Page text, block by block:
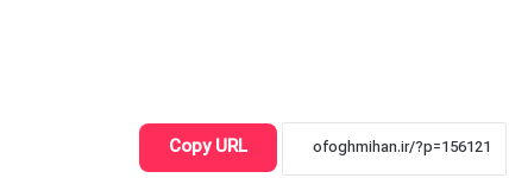
Copy URL